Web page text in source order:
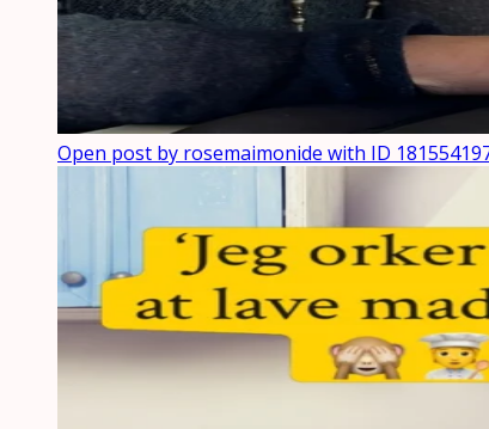
Open post by rosemaimonide with ID